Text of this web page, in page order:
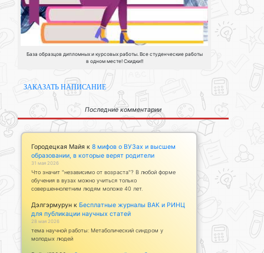
База образцов дипломных и курсовых работы. Все студенческие работы
в одном месте! Скидки!!
ЗАКАЗАТЬ НАПИСАНИЕ
Последние комментарии
Городецкая Майя к 8 мифов о ВУЗах и высшем
образовании, в которые верят родители
31 мая 2026
Что значит "независимо от возраста"? В любой форме
обучения в вузах можно учиться только
совершеннолетним людям моложе 40 лет.
Дэлгэрмурун к Бесплатные журналы ВАК и РИНЦ
для публикации научных статей
28 мая 2026
тема научной работы: Метаболический синдром у
молодых людей